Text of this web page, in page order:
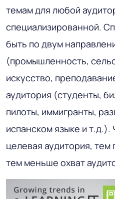
темам для любой
специализированной.
быть по двум
(промышленность,
искусство,
аудитория (студенты,
пилоты, иммигранты,
испанском языке и
целевая аудитория,
тем меньше охват